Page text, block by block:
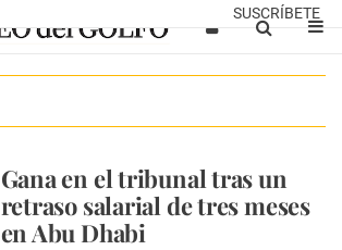
SUSCRÍBETE
Gana en el tribunal tras un
retraso salarial de tres meses
en Abu Dhabi